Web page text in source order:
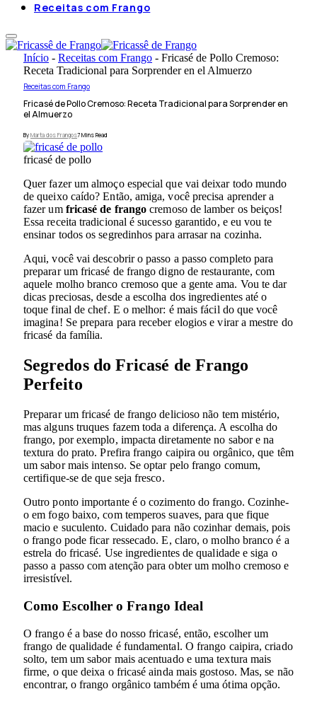
Receitas com Frango
Início - Receitas com Frango - Fricasé de Pollo Cremoso:
Receta Tradicional para Sorprender en el Almuerzo
Receitas com Frango
Fricasé de Pollo Cremoso: Receta Tradicional para Sorprender en
el Almuerzo
ByMarta dos Frangos7 Mins Read
fricasé de pollo
Quer fazer um almoço especial que vai deixar todo mundo
de queixo caído? Então, amiga, você precisa aprender a
fazer um fricasé de frango cremoso de lamber os beiços!
Essa receita tradicional é sucesso garantido, e eu vou te
ensinar todos os segredinhos para arrasar na cozinha.
Aqui, você vai descobrir o passo a passo completo para
preparar um fricasé de frango digno de restaurante, com
aquele molho branco cremoso que a gente ama. Vou te dar
dicas preciosas, desde a escolha dos ingredientes até o
toque final de chef. E o melhor: é mais fácil do que você
imagina! Se prepara para receber elogios e virar a mestre do
fricasé da família.
Segredos do Fricasé de Frango
Perfeito
Preparar um fricasé de frango delicioso não tem mistério,
mas alguns truques fazem toda a diferença. A escolha do
frango, por exemplo, impacta diretamente no sabor e na
textura do prato. Prefira frango caipira ou orgânico, que têm
um sabor mais intenso. Se optar pelo frango comum,
certifique-se de que seja fresco.
Outro ponto importante é o cozimento do frango. Cozinhe-
o em fogo baixo, com temperos suaves, para que fique
macio e suculento. Cuidado para não cozinhar demais, pois
o frango pode ficar ressecado. E, claro, o molho branco é a
estrela do fricasé. Use ingredientes de qualidade e siga o
passo a passo com atenção para obter um molho cremoso e
irresistível.
Como Escolher o Frango Ideal
O frango é a base do nosso fricasé, então, escolher um
frango de qualidade é fundamental. O frango caipira, criado
solto, tem um sabor mais acentuado e uma textura mais
firme, o que deixa o fricasé ainda mais gostoso. Mas, se não
encontrar, o frango orgânico também é uma ótima opção.